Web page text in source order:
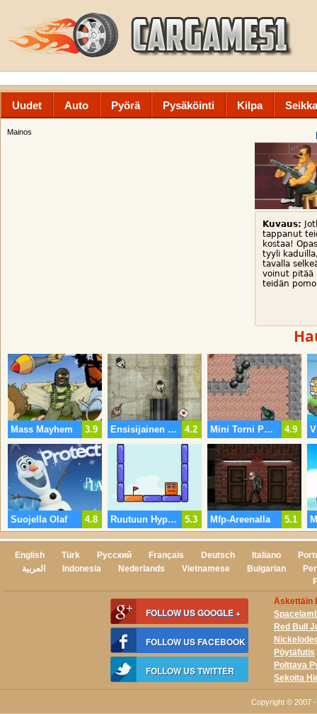
Uudet Auto Pyörä Pysäköinti Kilpa
Mainos
Kuvaus:
tappanut
kostaa!
tyyli
tavalla
voinut pitää
teidän
3.9
Mass Mayhem 4.2
Ensisijainen Hyökkäys 4.9
Mini Torni Puolustus
4.8
Suojella Olaf 5.3
Ruutuun Hyppääminen Remake 5.1
Mfp-Areenalla
English Türk Русский Français Deutsch Italiano
العربية
Indonesia Nederlands Vietnamese Bulgarian
FOLLOW US GOOGLE +
FOLLOW US FACEBOOK
FOLLOW US TWITTER
Äskettäin
Red Bull
Pöytäfutis
Polttava
Sekoita
Copyright © 2007